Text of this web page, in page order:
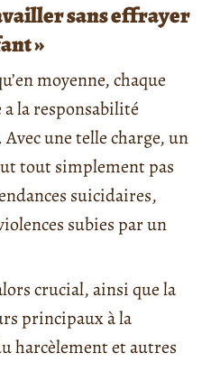
sans effrayer
»
moyenne, chaque
la responsabilité
une telle charge, un
tout simplement pas
suicidaires,
subies par un
crucial, ainsi que la
principaux à la
harcèlement et autres